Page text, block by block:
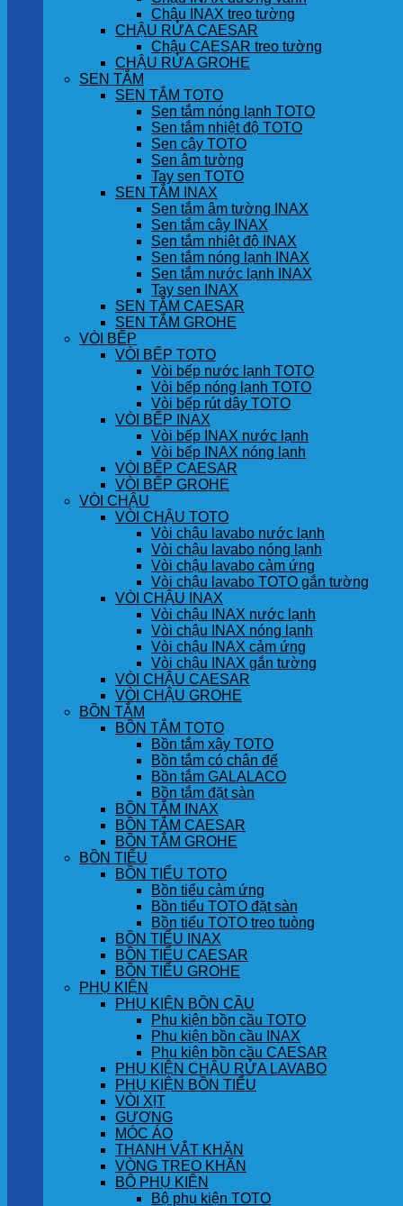
Chậu INAX treo tường
CHẬU RỬA CAESAR
Chậu CAESAR treo tường
CHẬU RỬA GROHE
SEN TẮM
SEN TẮM TOTO
Sen tắm nóng lạnh TOTO
Sen tắm nhiệt độ TOTO
Sen cây TOTO
Sen âm tường
Tay sen TOTO
SEN TẮM INAX
Sen tắm âm tường INAX
Sen tắm cây INAX
Sen tắm nhiệt độ INAX
Sen tắm nóng lạnh INAX
Sen tắm nước lạnh INAX
Tay sen INAX
SEN TẮM CAESAR
SEN TẮM GROHE
VÒI BẾP
VÒI BẾP TOTO
Vòi bếp nước lạnh TOTO
Vòi bếp nóng lạnh TOTO
Vòi bếp rút dây TOTO
VÒI BẾP INAX
Vòi bếp INAX nước lạnh
Vòi bếp INAX nóng lạnh
VÒI BẾP CAESAR
VÒI BẾP GROHE
VÒI CHẬU
VÒI CHẬU TOTO
Vòi chậu lavabo nước lạnh
Vòi chậu lavabo nóng lạnh
Vòi chậu lavabo cảm ứng
Vòi chậu lavabo TOTO gắn tường
VÒI CHẬU INAX
Vòi chậu INAX nước lạnh
Vòi chậu INAX nóng lạnh
Vòi chậu INAX cảm ứng
Vòi chậu INAX gắn tường
VÒI CHẬU CAESAR
VÒI CHẬU GROHE
BỒN TẮM
BỒN TẮM TOTO
Bồn tắm xây TOTO
Bồn tắm có chân đế
Bồn tắm GALALACO
Bồn tắm đặt sàn
BỒN TẮM INAX
BỒN TẮM CAESAR
BỒN TẮM GROHE
BỒN TIỂU
BỒN TIỂU TOTO
Bồn tiểu cảm ứng
Bồn tiểu TOTO đặt sàn
Bồn tiểu TOTO treo tuòng
BỒN TIỂU INAX
BỒN TIỂU CAESAR
BỒN TIỂU GROHE
PHỤ KIỆN
PHỤ KIỆN BỒN CẦU
Phụ kiện bồn cầu TOTO
Phụ kiện bồn cầu INAX
Phụ kiện bồn cầu CAESAR
PHỤ KIỆN CHẬU RỬA LAVABO
PHỤ KIỆN BỒN TIỂU
VÒI XỊT
GƯƠNG
MÓC ÁO
THANH VẮT KHĂN
VÒNG TREO KHĂN
BỘ PHỤ KIỆN
Bộ phụ kiện TOTO